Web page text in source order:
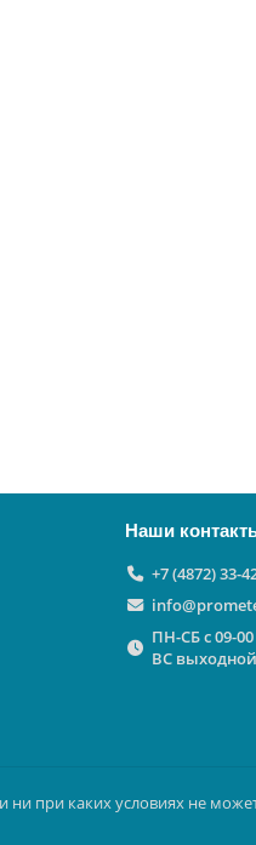
Наши
+7 (4872) 33-
ПН-СБ с 09-
ВС выходной
при каких условиях не